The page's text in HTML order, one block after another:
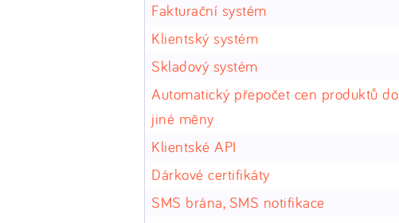
Fakturační systém
Klientský systém
Skladový systém
Automatický přepočet cen produktů do
jiné měny
Klientské API
Dárkové certifikáty
SMS brána, SMS notifikace